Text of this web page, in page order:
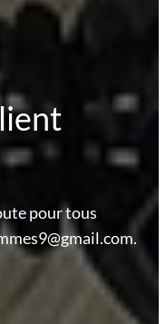
pour tous